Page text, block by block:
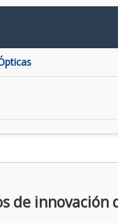
de innovación